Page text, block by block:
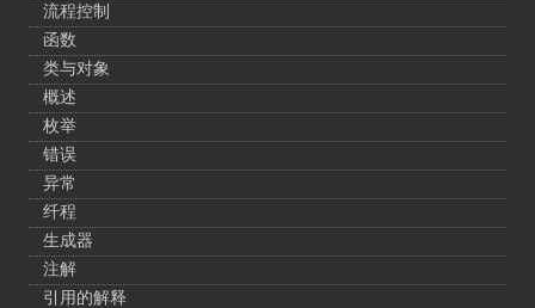
流程控制
函数
类与对象
概述
枚举
错误
异常
纤程
生成器
注解
引用的解释